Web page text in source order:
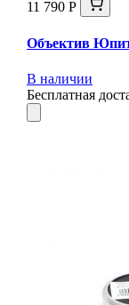
11 790 Р
Объектив
В наличии
Бесплатная